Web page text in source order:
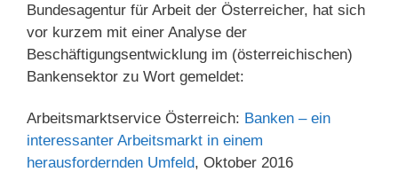
Bundesagentur für Arbeit der Österreicher, hat sich
vor kurzem mit einer Analyse der
Beschäftigungsentwicklung im (österreichischen)
Bankensektor zu Wort gemeldet:
Arbeitsmarktservice Österreich: Banken – ein
interessanter Arbeitsmarkt in einem
herausfordernden Umfeld, Oktober 2016